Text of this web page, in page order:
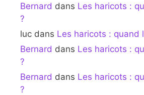
Bernard dans Les haricots :
?
luc dans Les haricots : quand
Bernard dans Les haricots :
?
Bernard dans Les haricots :
?